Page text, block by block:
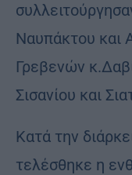
Ναυπάκτου και
Γρεβενών
Σισανίου και
Κατά την
τελέσθηκε η